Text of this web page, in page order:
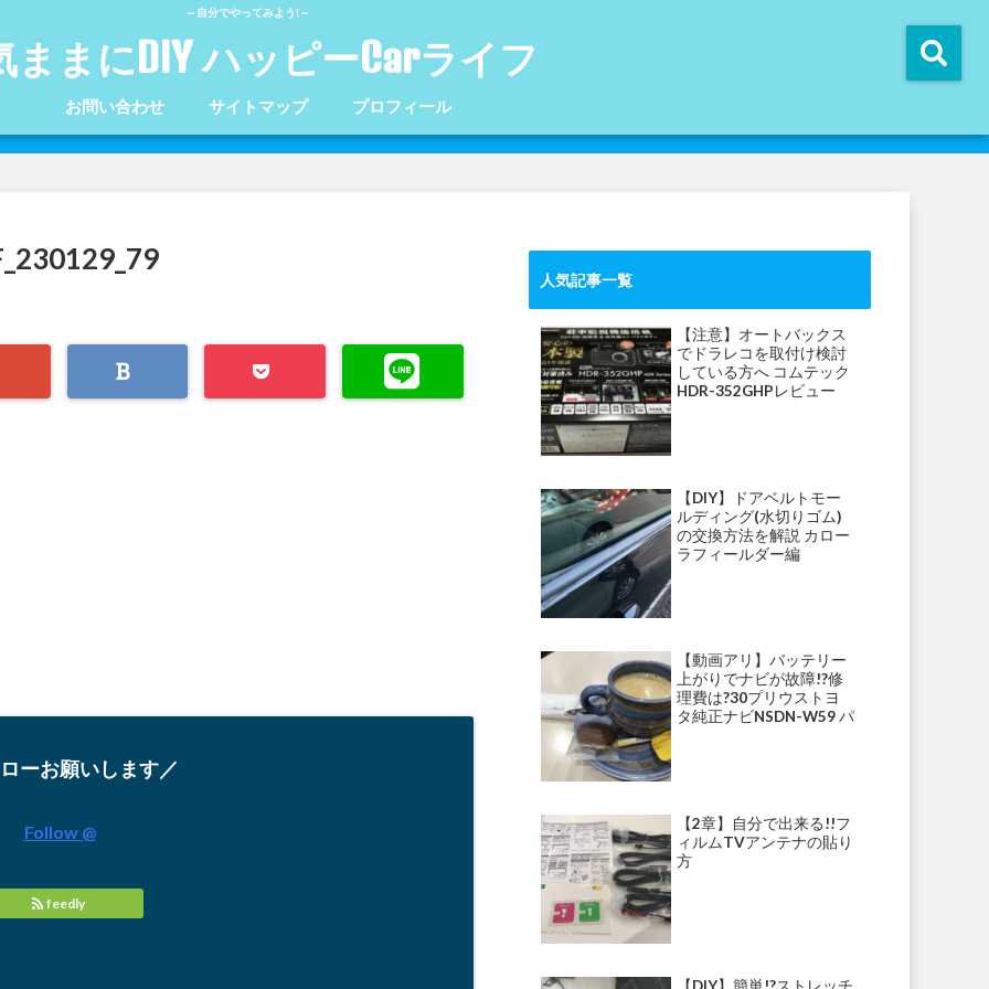
～自分でやってみよう!～
ままにDIY ハッピーCarライフ
お問い合わせ サイトマップ プロフィール
ーお願いします／
Follow @
feedly
人気記事一覧
【注意】オートバックス
でドラレコを取付け検討
している方へ コムテック
HDR-352GHPレビュー
【DIY】ドアベルトモー
ルディング(水切りゴム)
の交換方法を解説 カロー
ラフィールダー編
【動画アリ】バッテリー
上がりでナビが故障!?修
理費は?30プリウストヨ
タ純正ナビNSDN-W59 パ
【2章】自分で出来る!!フ
ィルムTVアンテナの貼り
方